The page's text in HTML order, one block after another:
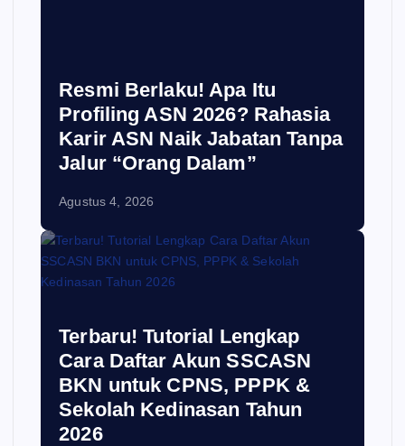
Resmi Berlaku! Apa Itu
Profiling ASN 2026? Rahasia
Karir ASN Naik Jabatan Tanpa
Jalur “Orang Dalam”
Agustus 4, 2026
Terbaru! Tutorial Lengkap
Cara Daftar Akun SSCASN
BKN untuk CPNS, PPPK &
Sekolah Kedinasan Tahun
2026